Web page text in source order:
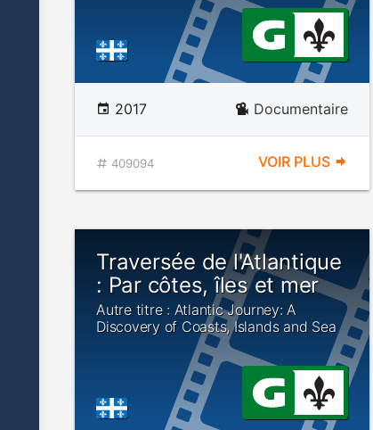
2017 Documentaire
409094 VOIR PLUS
Traversée de l'Atlantique
: Par côtes, îles et mer
Autre titre : Atlantic Journey: A
Discovery of Coasts, Islands and Sea